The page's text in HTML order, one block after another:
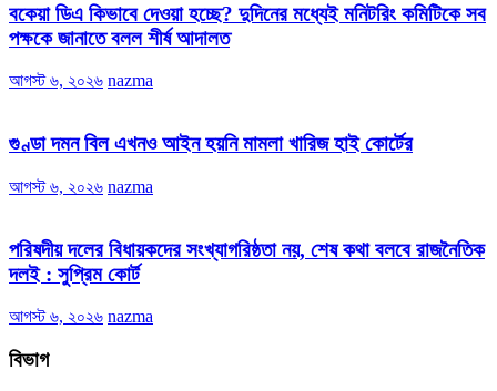
বকেয়া ডিএ কিভাবে দেওয়া হচ্ছে? দুদিনের মধ্যেই মনিটরিং কমিটিকে সব
পক্ষকে জানাতে বলল শীর্ষ আদালত
আগস্ট ৬, ২০২৬ nazma
গুণ্ডা দমন বিল এখনও আইন হয়নি মামলা খারিজ হাই কোর্টের
আগস্ট ৬, ২০২৬ nazma
পরিষদীয় দলের বিধায়কদের সংখ্যাগরিষ্ঠতা নয়, শেষ কথা বলবে রাজনৈতিক
দলই : সুপ্রিম কোর্ট
আগস্ট ৬, ২০২৬ nazma
বিভাগ